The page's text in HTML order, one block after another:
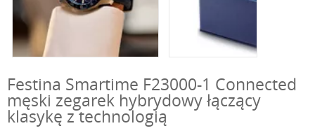
Festina Smartime F23000-1 Connected
męski zegarek hybrydowy łączący
klasykę z technologią